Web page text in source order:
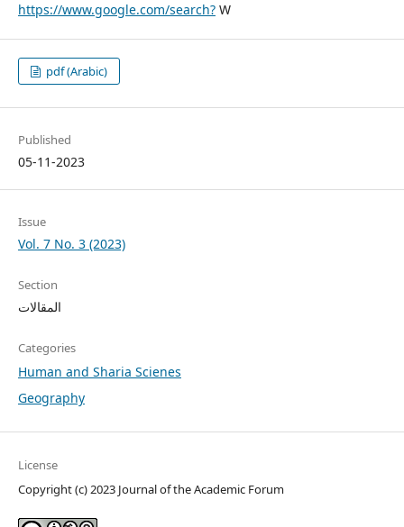
https://www.google.com/search?W
pdf (Arabic)
Published
05-11-2023
Issue
Vol. 7 No. 3 (2023)
Section
المقالات
Categories
Human and Sharia Scienes
Geography
License
Copyright (c) 2023 Journal of the Academic Forum